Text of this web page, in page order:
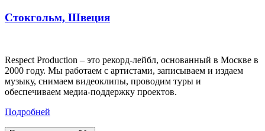
Стокгольм, Швеция
Respect Production – это рекорд-лейбл, основанный в Москве в
2000 году. Мы работаем с артистами, записываем и издаем
музыку, снимаем видеоклипы, проводим туры и
обеспечиваем медиа-поддержку проектов.
Подробней